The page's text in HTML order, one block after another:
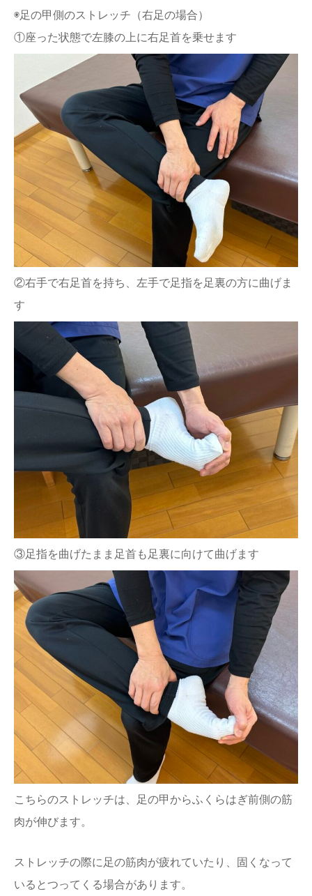
◉足の甲側のストレッチ（右足の場合）
①座った状態で左膝の上に右足首を乗せます
②右手で右足首を持ち、左手で足指を足裏の方に曲げま
す
③足指を曲げたまま足首も足裏に向けて曲げます
こちらのストレッチは、足の甲からふくらはぎ前側の筋
肉が伸びます。
ストレッチの際に足の筋肉が疲れていたり、固くなって
いるとつってくる場合があります。